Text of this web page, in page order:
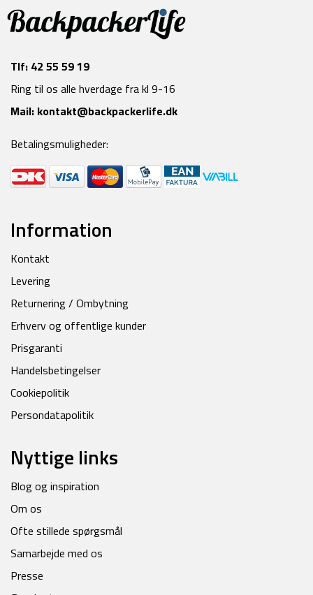
Tlf: 42 55 59 19
Ring til os alle hverdage fra kl 9-16
Mail: kontakt@backpackerlife.dk
Betalingsmuligheder:
Information
Kontakt
Levering
Returnering / Ombytning
Erhverv og offentlige kunder
Prisgaranti
Handelsbetingelser
Cookiepolitik
Persondatapolitik
Nyttige links
Blog og inspiration
Om os
Ofte stillede spørgsmål
Samarbejde med os
Presse